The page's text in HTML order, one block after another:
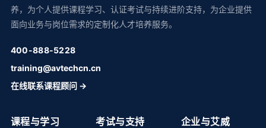
养，为个人提供课程学习、认证考试与持续进阶支持，为企业提供
面向业务与岗位需求的定制化人才培养服务。
400-888-5228
training@avtechcn.cn
在线联系课程顾问 →
课程与学习 考试与支持 企业与艾威